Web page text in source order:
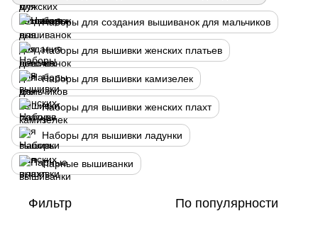
Наборы для создания вышиванок для мальчиков
Наборы для вышивки женских платьев
Наборы для вышивки камизелек
Наборы для вышивки женских плахт
Наборы для вышивки ладунки
Парные вышиванки
Фильтр По популярности